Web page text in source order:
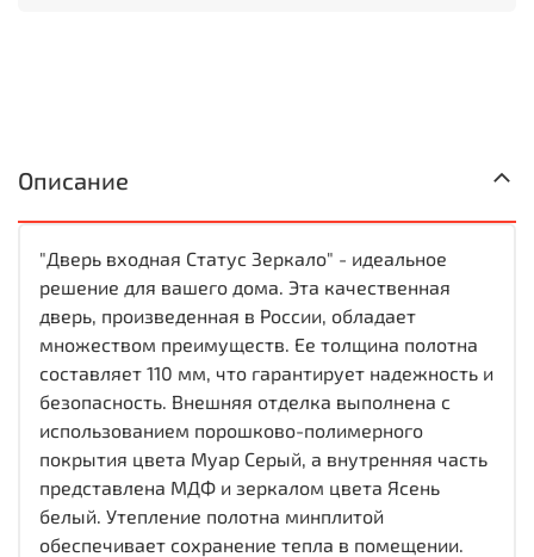
Описание
"Дверь входная Статус Зеркало" - идеальное
решение для вашего дома. Эта качественная
дверь, произведенная в России, обладает
множеством преимуществ. Ее толщина полотна
составляет 110 мм, что гарантирует надежность и
безопасность. Внешняя отделка выполнена с
использованием порошково-полимерного
покрытия цвета Муар Серый, а внутренняя часть
представлена МДФ и зеркалом цвета Ясень
белый. Утепление полотна минплитой
обеспечивает сохранение тепла в помещении.